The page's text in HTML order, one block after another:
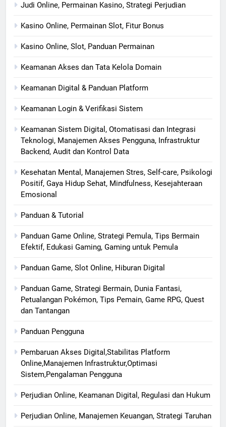
Judi Online, Permainan Kasino, Strategi Perjudian
Kasino Online, Permainan Slot, Fitur Bonus
Kasino Online, Slot, Panduan Permainan
Keamanan Akses dan Tata Kelola Domain
Keamanan Digital & Panduan Platform
Keamanan Login & Verifikasi Sistem
Keamanan Sistem Digital, Otomatisasi dan Integrasi
Teknologi, Manajemen Akses Pengguna, Infrastruktur
Backend, Audit dan Kontrol Data
Kesehatan Mental, Manajemen Stres, Self-care, Psikologi
Positif, Gaya Hidup Sehat, Mindfulness, Kesejahteraan
Emosional
Panduan & Tutorial
Panduan Game Online, Strategi Pemula, Tips Bermain
Efektif, Edukasi Gaming, Gaming untuk Pemula
Panduan Game, Slot Online, Hiburan Digital
Panduan Game, Strategi Bermain, Dunia Fantasi,
Petualangan Pokémon, Tips Pemain, Game RPG, Quest
dan Tantangan
Panduan Pengguna
Pembaruan Akses Digital,Stabilitas Platform
Online,Manajemen Infrastruktur,Optimasi
Sistem,Pengalaman Pengguna
Perjudian Online, Keamanan Digital, Regulasi dan Hukum
Perjudian Online, Manajemen Keuangan, Strategi Taruhan